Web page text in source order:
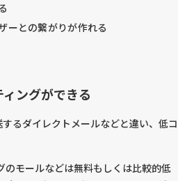
ーとの繋がりが作れる
ングができる
るダイレクトメールなどと違い、低コ
モールなどは無料もしくは比較的低